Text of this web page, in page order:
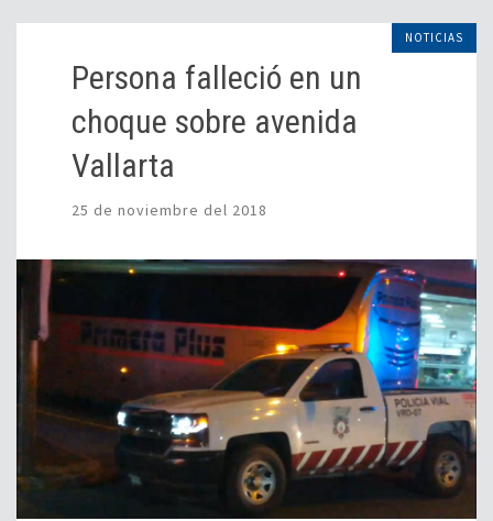
NOTICIAS
Persona falleció en un
choque sobre avenida
Vallarta
25 de noviembre del 2018